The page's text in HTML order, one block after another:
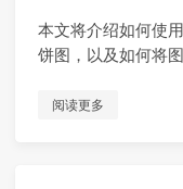
本文将介绍如何使
饼图，以及如何将
阅读更多